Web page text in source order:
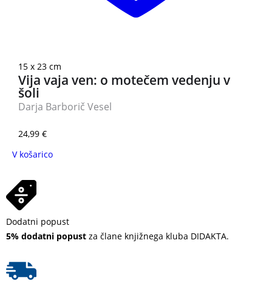
15 x 23 cm
Vija vaja ven: o motečem vedenju v
šoli
Darja Barborič Vesel
24,99 €
V košarico
Dodatni popust
5% dodatni popust za člane knjižnega kluba DIDAKTA.